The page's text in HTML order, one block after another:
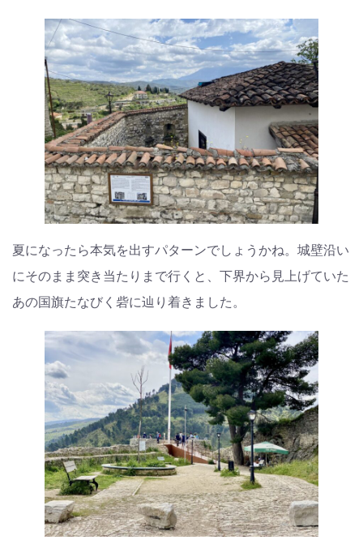
夏になったら本気を出すパターンでしょうかね。城壁沿い
にそのまま突き当たりまで行くと、下界から見上げていた
あの国旗たなびく砦に辿り着きました。